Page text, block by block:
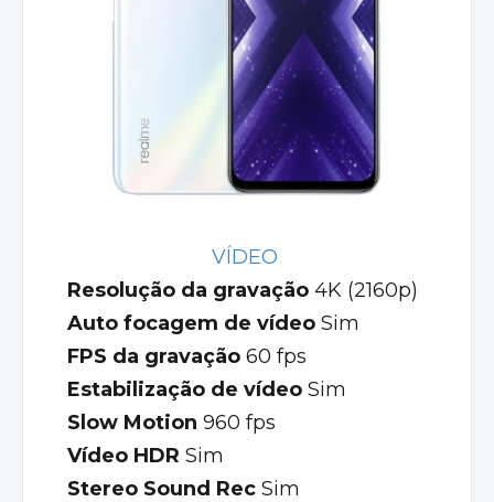
VÍDEO
Resolução da gravação 4K (2160p)
Auto focagem de vídeo Sim
FPS da gravação 60 fps
Estabilização de vídeo Sim
Slow Motion 960 fps
Vídeo HDR Sim
Stereo Sound Rec Sim